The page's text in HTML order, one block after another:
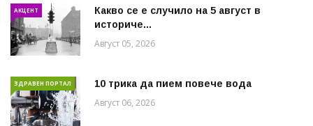
АКЦЕНТ
Какво се е случило на 5 август в
историче...
Август 05, 2026
ЗДРАВЕН ПОРТАЛ 10 трика да пием повече вода
Август 06, 2026